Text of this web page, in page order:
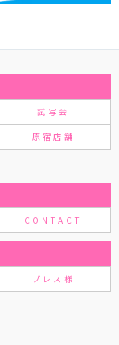
試写会
原宿店舗
CONTACT
プレス様